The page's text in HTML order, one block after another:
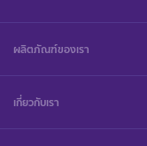
ผลิตภัณฑ์ของเรา
เกี่ยวกับเรา